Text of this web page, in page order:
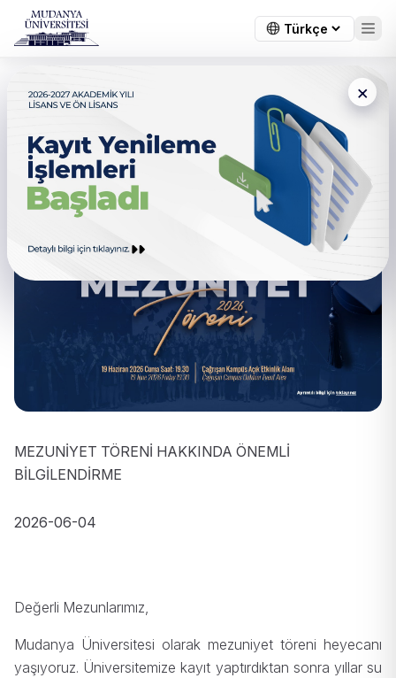
×
MEZUNİYET TÖRENİ
HAKKINDA ÖNEMLİ
BİLGİLENDİRME
MEZUNİYET TÖRENİ HAKKINDA ÖNEMLİ
BİLGİLENDİRME
2026-06-04
Değerli Mezunlarımız,
Mudanya Üniversitesi olarak mezuniyet töreni heyecanı
yaşıyoruz. Üniversitemize kayıt yaptırdıktan sonra yıllar su